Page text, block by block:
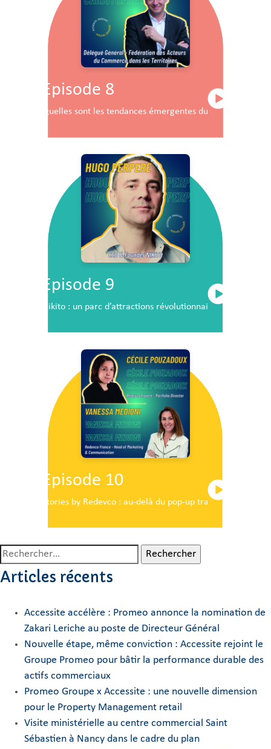
Episode 8
Quelles sont les tendances émergentes du commerce en
Episode 9
Nikito : un parc d’attractions révolutionnaire en plein
Episode 10
Stories by Redevco : au-delà du pop-up traditionnel
Rechercher :
Articles récents
Accessite accélère : Promeo annonce la nomination de
Zakari Leriche au poste de Directeur Général
Nouvelle étape, même conviction : Accessite rejoint le
Groupe Promeo pour bâtir la performance durable des
actifs commerciaux
Promeo Groupe x Accessite : une nouvelle dimension
pour le Property Management retail
Visite ministérielle au centre commercial Saint
Sébastien à Nancy dans le cadre du plan